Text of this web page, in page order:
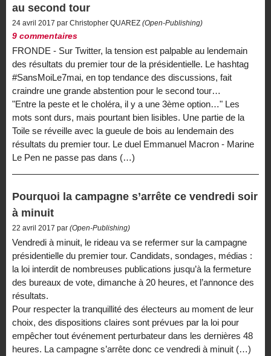
au second tour
24 avril 2017 par Christopher QUAREZ (Open-Publishing)
9 commentaires
FRONDE - Sur Twitter, la tension est palpable au lendemain
des résultats du premier tour de la présidentielle. Le hashtag
#SansMoiLe7mai, en top tendance des discussions, fait
craindre une grande abstention pour le second tour…
"Entre la peste et le choléra, il y a une 3ème option…" Les
mots sont durs, mais pourtant bien lisibles. Une partie de la
Toile se réveille avec la gueule de bois au lendemain des
résultats du premier tour. Le duel Emmanuel Macron - Marine
Le Pen ne passe pas dans (…)
Pourquoi la campagne s’arrête ce vendredi soir
à minuit
22 avril 2017 par (Open-Publishing)
Vendredi à minuit, le rideau va se refermer sur la campagne
présidentielle du premier tour. Candidats, sondages, médias :
la loi interdit de nombreuses publications jusqu’à la fermeture
des bureaux de vote, dimanche à 20 heures, et l’annonce des
résultats.
Pour respecter la tranquillité des électeurs au moment de leur
choix, des dispositions claires sont prévues par la loi pour
empêcher tout événement perturbateur dans les dernières 48
heures. La campagne s’arrête donc ce vendredi à minuit (…)